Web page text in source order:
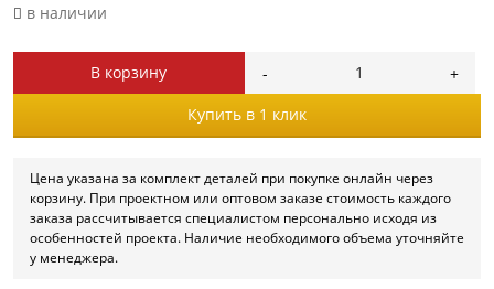
в наличии
В корзину
Купить в 1 клик
Цена указана за комплект деталей при покупке онлайн через
корзину. При проектном или оптовом заказе стоимость каждого
заказа рассчитывается специалистом персонально исходя из
особенностей проекта. Наличие необходимого объема уточняйте
у менеджера.